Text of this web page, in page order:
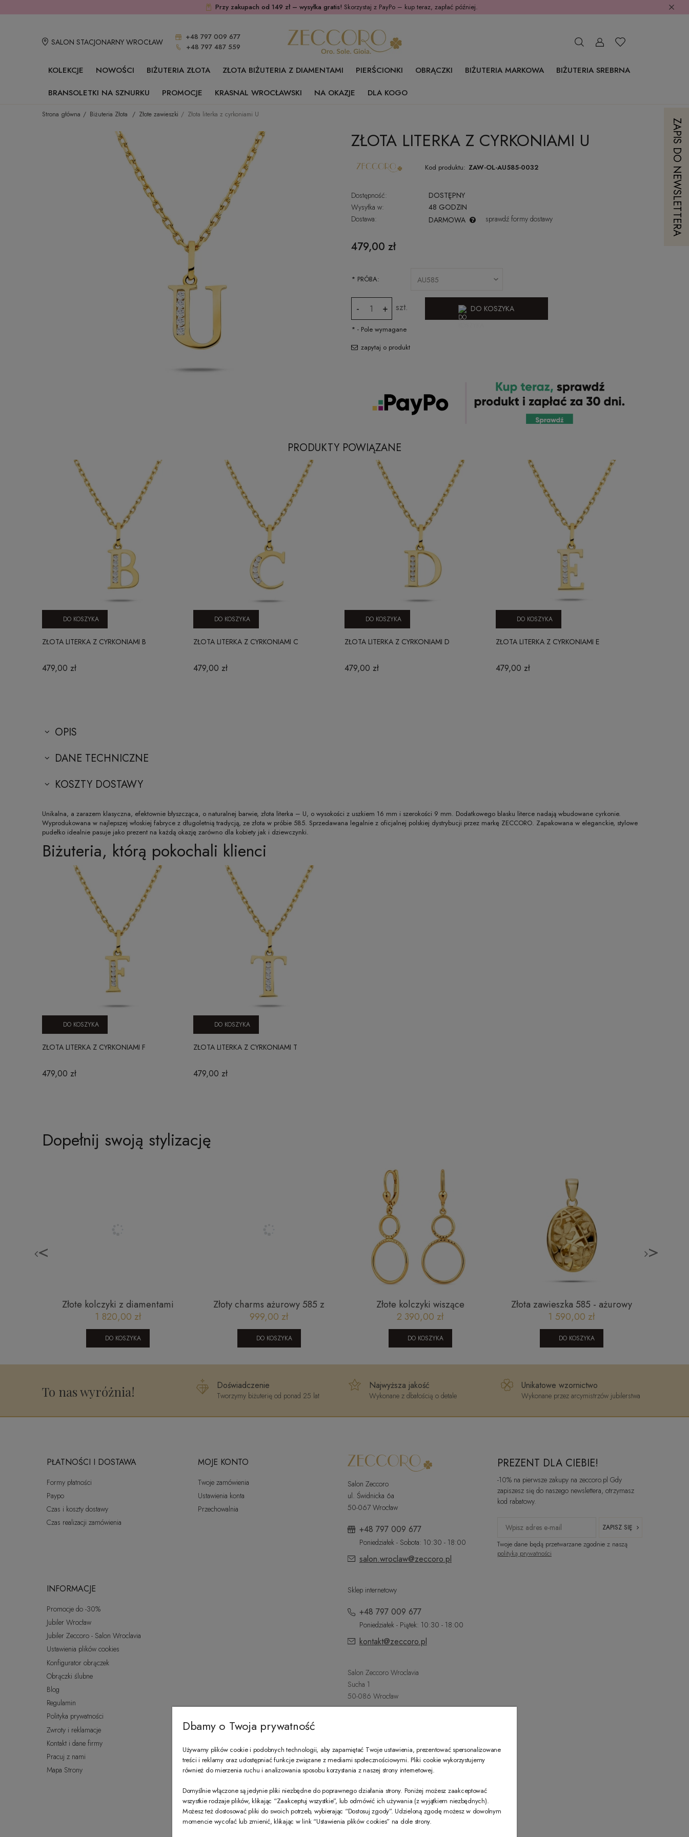
Przy zakupach od 149 zł – wysyłka gratis! Skorzystaj z PayPo – kup teraz, zapłać później.
SALON STACJONARNY WROCŁAW
+48 797 009 677
+48 797 487 559
KOLEKCJE NOWOŚCI BIŻUTERIA ZŁOTA ZŁOTA BIŻUTERIA Z DIAMENTAMI PIERŚCIONKI OBRĄCZKI BIŻUTERIA MARKOWA
BIŻUTERIA SREBRNA
BRANSOLETKI NA SZNURKU
PROMOCJE KRASNAL WROCŁAWSKI NA OKAZJE DLA KOGO
Strona główna Biżuteria Złota Złote zawieszki Złota literka z cyrkoniami U
ZŁOTA LITERKA Z CYRKONIAMI U
Kod produktu: ZAW-OL-AU585-0032
Dostępność:
DOSTĘPNY
Wysyłka w:
48 GODZIN
Dostawa:
DARMOWA
CENA NIE ZAWIERA EWENTUALNYCH
KOSZTÓW PŁATNOŚCI
sprawdź formy dostawy
479,00 zł
* PRÓBA:
- + szt. DO KOSZYKA
* - Pole wymagane
zapytaj o produkt
PRODUKTY POWIĄZANE
ZŁOTA LITERKA Z CYRKONIAMI B
479,00 zł
DO KOSZYKA
ZŁOTA LITERKA Z CYRKONIAMI C
479,00 zł
DO KOSZYKA
ZŁOTA LITERKA Z CYRKONIAMI D
479,00 zł
DO KOSZYKA
ZŁOTA LITERKA Z CYRKONIAMI E
479,00 zł
DO KOSZYKA
OPIS
DANE TECHNICZNE
KOSZTY DOSTAWY
Unikalna, a zarazem klasyczna, efektownie błyszcząca, o naturalnej barwie, złota literka – U, o wysokości z uszkiem 16 mm i szerokości 9 mm. Dodatkowego blasku literce nadają wbudowane cyrkonie.
Wyprodukowana w najlepszej włoskiej fabryce z długoletnią tradycją, ze złota w próbie 585. Sprzedawana legalnie z oficjalnej polskiej dystrybucji przez markę ZECCORO. Zapakowana w eleganckie, stylowe
pudełko idealnie pasuje jako prezent na każdą okazję zarówno dla kobiety jak i dziewczynki.
Biżuteria, którą pokochali klienci
ZŁOTA LITERKA Z CYRKONIAMI F
479,00 zł
DO KOSZYKA
ZŁOTA LITERKA Z CYRKONIAMI T
479,00 zł
DO KOSZYKA
Dopełnij swoją stylizację
<
Złote kolczyki z diamentami
JE4173Y 0,08 CT
1 820,00 zł
DO KOSZYKA
Złoty charms ażurowy 585 z
wielokolorowymi cyrkoniami -
koniczynki szczęścia
999,00 zł
DO KOSZYKA
Złote kolczyki wiszące
1604202428
2 390,00 zł
DO KOSZYKA
Złota zawieszka 585 - ażurowy
owal z satynowymi kwiatami złoto
585 Basic
1 590,00 zł
DO KOSZYKA
>
To nas wyróżnia! Doświadczenie
Tworzymy biżuterię od ponad 25 lat
Najwyższa jakość
Wykonane z dbałością o detale
Unikatowe wzornictwo
Wykonane przez arcymistrzów jubilerstwa
ZAPIS DO NEWSLETTERA
PŁATNOŚCI I DOSTAWA
Formy płatności
Paypo
Czas i koszty dostawy
Czas realizacji zamówienia
MOJE KONTO
Twoje zamówienia
Ustawienia konta
Przechowalnia
INFORMACJE
Promocje do -30%
Jubiler Wrocław
Jubiler Zeccoro - Salon Wroclavia
Ustawienia plików cookies
Konfigurator obrączek
Obrączki ślubne
Blog
Regulamin
Polityka prywatności
Zwroty i reklamacje
Kontakt i dane firmy
Pracuj z nami
Mapa Strony
Salon Zeccoro
ul. Świdnicka 6a
50-067 Wrocław
+48 797 009 677
Poniedziałek - Sobota: 10:30 - 18:00
salon.wroclaw@zeccoro.pl
Sklep internetowy
+48 797 009 677
Poniedziałek - Piątek: 10:30 - 18:00
kontakt@zeccoro.pl
Salon Zeccoro Wroclavia
Sucha 1
50-086 Wrocław
wroclavia@zeccoro.pl
PREZENT DLA CIEBIE!
-10% na pierwsze zakupy na zeccoro.pl Gdy
zapiszesz się do naszego newslettera, otrzymasz
kod rabatowy.
ZAPISZ SIĘ
Twoje dane będą przetwarzane zgodnie z naszą
polityką prywatności
Dbamy o Twoja prywatność
Używamy plików cookie i podobnych technologii, aby zapamiętać Twoje ustawienia, prezentować spersonalizowane
treści i reklamy oraz udostępniać funkcje związane z mediami społecznościowymi. Pliki cookie wykorzystujemy
również do mierzenia ruchu i analizowania sposobu korzystania z naszej strony internetowej.
Domyślnie włączone są jedynie pliki niezbędne do poprawnego działania strony. Poniżej możesz zaakceptować
wszystkie rodzaje plików, klikając “Zaakceptuj wszystkie”, lub odmówić ich używania (z wyjątkiem niezbędnych).
Możesz też dostosować pliki do swoich potrzeb, wybierając “Dostosuj zgody”. Udzieloną zgodę możesz w dowolnym
momencie wycofać lub zmienić, klikając w link “Ustawienia plików cookies” na dole strony.